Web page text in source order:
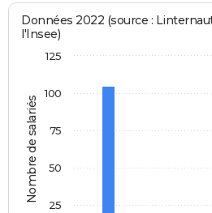
Nombre de salariés
Données 2022 (source :
l'Insee)
25
50
75
100
125